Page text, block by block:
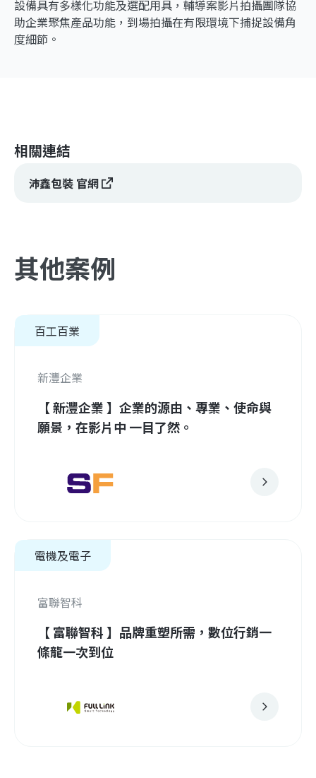
設備具有多樣化功能及選配用具，輔導案影片拍攝團隊協
助企業聚焦產品功能，到場拍攝在有限環境下捕捉設備角
度細節。
相關連結
沛鑫包裝 官網
其他案例
百工百業
新灃企業
【 新灃企業 】企業的源由、專業、使命與
願景，在影片中 一目了然。
電機及電子
富聯智科
【 富聯智科 】品牌重塑所需，數位行銷一
條龍一次到位